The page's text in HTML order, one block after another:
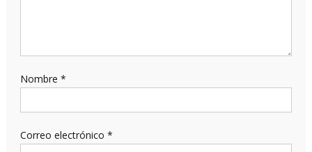
Nombre *
Correo electrónico *